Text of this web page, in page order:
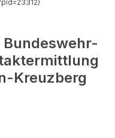
Kreuzberg